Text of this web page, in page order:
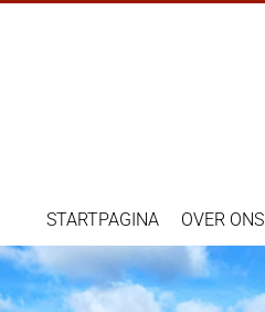
STARTPAGINA OVER ONS